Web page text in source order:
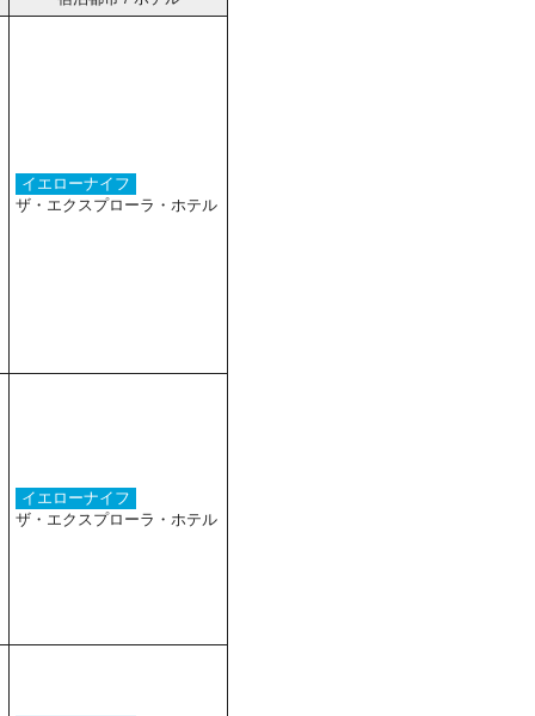
イエローナイフ
ザ・エクスプローラ・ホテル
イエローナイフ
ザ・エクスプローラ・ホテル